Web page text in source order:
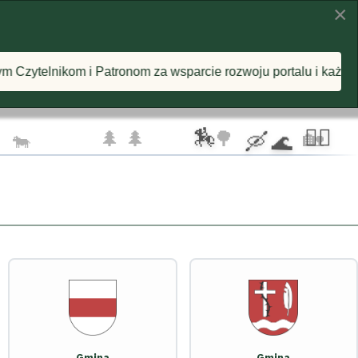
🦅 🦅 ☁️
🐄 🌲 🌲 🌳 🏡
🚴‍♂️
🏇 🛶 🌊
×
wsparcie rozwoju portalu i każdą postawioną wirtualną